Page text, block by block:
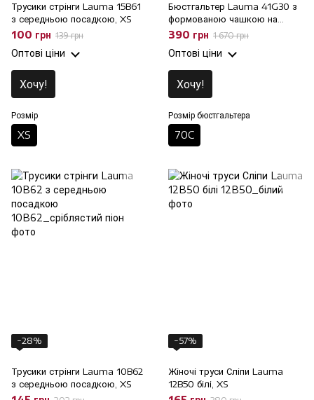
Трусики стрінги Lauma 15B61
з середньою посадкою, XS
100 грн 139 грн
Оптові ціни
Хочу!
Розмір
XS
Бюстгальтер Lauma 41G30 з
формованою чашкою на
кісточках, 70C
390 грн 1 670 грн
Оптові ціни
Хочу!
Розмір бюстгальтера
70C
−28%
Трусики стрінги Lauma 10B62
з середньою посадкою, XS
−57%
Жіночі труси Сліпи Lauma
12B50 білі, XS